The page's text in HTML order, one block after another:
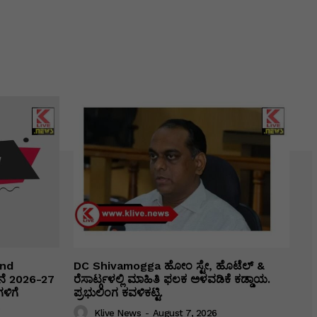
2026-27
DC Shivamogga ಹೋಂ ಸ್ಟೇ, ಹೊಟೆಲ್ &
ರೆಸಾರ್ಟ್ಗಳಲ್ಲಿ ಮಾಹಿತಿ ಫಲಕ ಅಳವಡಿಕೆ ಕಡ್ಡಾಯ.
ಪ್ರಭುಲಿಂಗ ಕವಳಿಕಟ್ಟಿ.
Klive News - August 7, 2026